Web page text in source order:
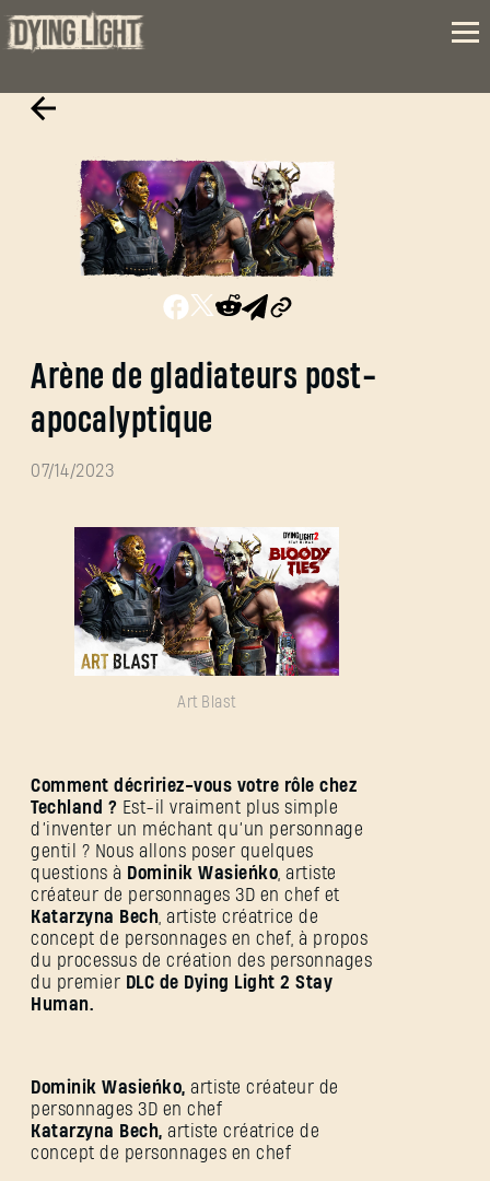
Arène de gladiateurs post-
apocalyptique
07/14/2023
Art Blast
Comment décririez-vous votre rôle chez
Techland ? Est-il vraiment plus simple
d’inventer un méchant qu’un personnage
gentil ? Nous allons poser quelques
questions à Dominik Wasieńko, artiste
créateur de personnages 3D en chef et
Katarzyna Bech, artiste créatrice de
concept de personnages en chef, à propos
du processus de création des personnages
du premier DLC de Dying Light 2 Stay
Human.
Dominik Wasieńko, artiste créateur de
personnages 3D en chef
Katarzyna Bech, artiste créatrice de
concept de personnages en chef